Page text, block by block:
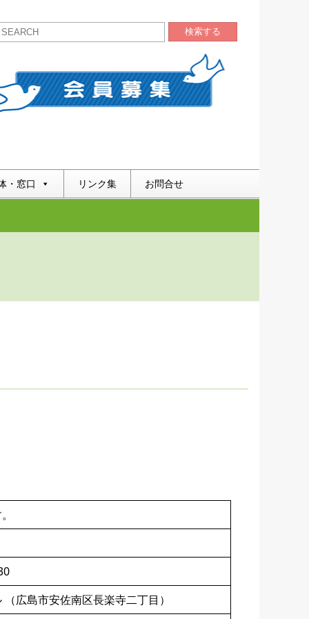
検索する
・窓口 リンク集 お問合せ
広島市安佐南区長楽寺二丁目）